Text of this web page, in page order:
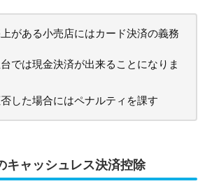
がある小売店にはカード決済の義務
台では現金決済が出来ることになりま
した場合にはペナルティを課す
キャッシュレス決済控除